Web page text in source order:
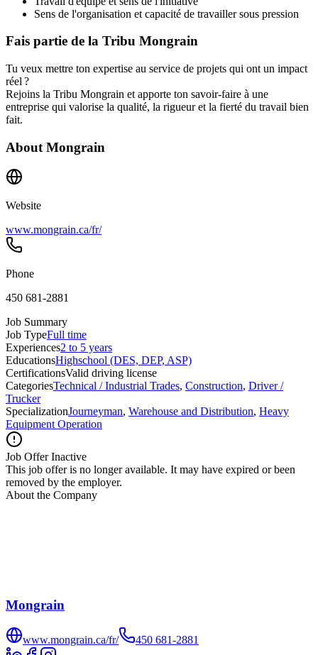
Sens de l'organisation et capacité de travailler sous pression
Fais partie de la Tribu Mongrain
Tu veux mettre ton expertise au service de projets qui ont un impact
réel ?
Rejoins la Tribu Mongrain et apporte ton savoir-faire à une
entreprise qui valorise la qualité, la rigueur et la fierté du travail bien
fait.
About Mongrain
Website
www.mongrain.ca/fr/
Phone
450 681-2881
Job Summary
Job TypeFull time
Experiences2 to 5 years
EducationsHighschool (DES, DEP, ASP)
CertificationsValid driving license
CategoriesTechnical / Industrial Trades, Construction, Driver /
Trucker
SpecializationJourneyman, Warehouse and Distribution, Heavy
Equipment Operation
Job Offer Inactive
This job offer is no longer available. It may have expired or been
removed by the employer.
About the Company
Mongrain
www.mongrain.ca/fr/ 450 681-2881